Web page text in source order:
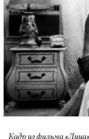
Кадр из фильма